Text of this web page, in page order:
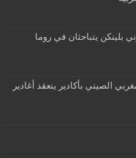
بلينكن يتباحثان في روما
الصيني بأكادير ينعقد أغادير